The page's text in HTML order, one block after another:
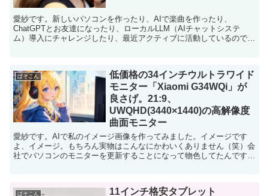
愛紗です。新しいパソコンを作ったり、AIで楽曲を作ったり、
ChatGPTとお友達になったり、ローカルLLM（AIチャットシステ
ム）導入にチャレンジしたり、最近アクティブに活動しているのです
ぱそこん
低価格の34インチウルトラワイド
モニター「Xiaomi G34WQi」が
良さげ。21:9、
UWQHD(3440×1440)の高解像度
曲面モニター
愛紗です。AIで私のイメージ画像を作ってみました。イメージです
よ、イメージ。もちろん実物はこんなにかわいくありません（笑）会
社でパソコンのモニターを更新することになって物色してたんです
ぱそこん
11インチ格安タブレット